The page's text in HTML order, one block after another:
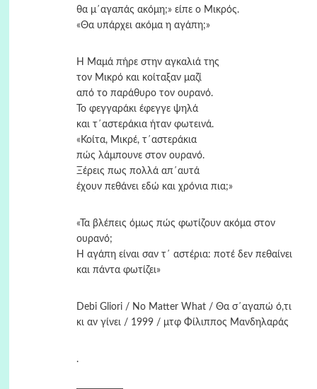
θα μ΄αγαπάς ακόμη;» είπε ο Μικρός.
«Θα υπάρχει ακόμα η αγάπη;»
Η Μαμά πήρε στην αγκαλιά της
τον Μικρό και κοίταξαν μαζί
από το παράθυρο τον ουρανό.
Το φεγγαράκι έφεγγε ψηλά
και τ΄αστεράκια ήταν φωτεινά.
«Κοίτα, Μικρέ, τ΄αστεράκια
πώς λάμπουνε στον ουρανό.
Ξέρεις πως πολλά απ΄αυτά
έχουν πεθάνει εδώ και χρόνια πια;»
«Τα βλέπεις όμως πώς φωτίζουν ακόμα στον
ουρανό;
Η αγάπη είναι σαν τ΄ αστέρια: ποτέ δεν πεθαίνει
και πάντα φωτίζει»
Debi Gliori / No Matter What / Θα σ΄αγαπώ ό,τι
κι αν γίνει / 1999 / μτφ Φίλιππος Μανδηλαράς
.